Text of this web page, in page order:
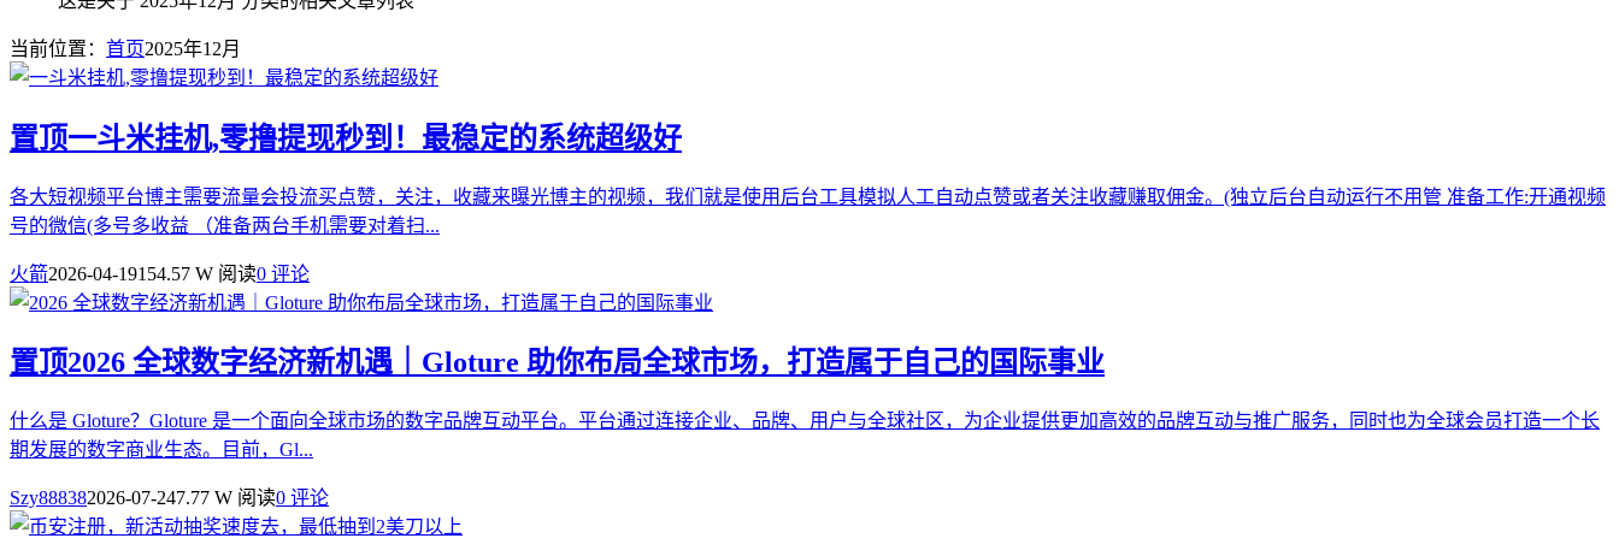
当前位置： 首页2025年12月
置顶一斗米挂机,零撸提现秒到！最稳定的系统超级好
各大短视频平台博主需要流量会投流买点赞，关注，收藏来曝光博主的视频，我们就是使用后台工具模拟人工自动点赞或者关注收藏赚取佣金。(独立后台自动运行不用管 准备工作:开通视频
号的微信(多号多收益 （准备两台手机需要对着扫...
火箭2026-04-19154.57 W 阅读0 评论
置顶2026 全球数字经济新机遇｜Gloture 助你布局全球市场，打造属于自己的国际事业
什么是 Gloture？Gloture 是一个面向全球市场的数字品牌互动平台。平台通过连接企业、品牌、用户与全球社区，为企业提供更加高效的品牌互动与推广服务，同时也为全球会员打造一个长
期发展的数字商业生态。目前，Gl...
Szy888382026-07-247.77 W 阅读0 评论